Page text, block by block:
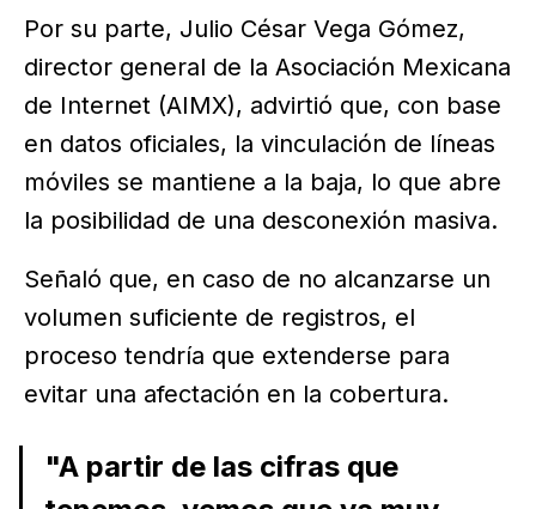
Por su parte, Julio César Vega Gómez,
director general de la Asociación Mexicana
de Internet (AIMX), advirtió que, con base
en datos oficiales, la vinculación de líneas
móviles se mantiene a la baja, lo que abre
la posibilidad de una desconexión masiva.
Señaló que, en caso de no alcanzarse un
volumen suficiente de registros, el
proceso tendría que extenderse para
evitar una afectación en la cobertura.
"A partir de las cifras que